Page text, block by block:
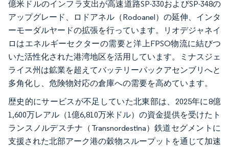
億米ドルのインフラ支出が高速道路SP-330およびSP-348の
アップグレード、ロドアネル（Rodoanel）の延伸、インタ
ーモーダルヤードの拡張を行っています。リオデジャネイ
ロはエネルギーセクターの需要と洋上FPSO物流に結びつ
いた活性化された港湾地区を活用しています。ミナスジェ
ライス州は鉱業を超えてバッテリーパックアセンブリへと
多角化し、危険物対応の倉庫への需要を高めています。
歴史的にサービスが不足していた北東部は、2025年に8億
1,600万レアル（1億6,810万米ドル）の資金提供を受けたト
ランスノルデスチナ（Transnordestina）鉄道セグメントに
支援された北部アーク港の穀物スループットを通じて加速